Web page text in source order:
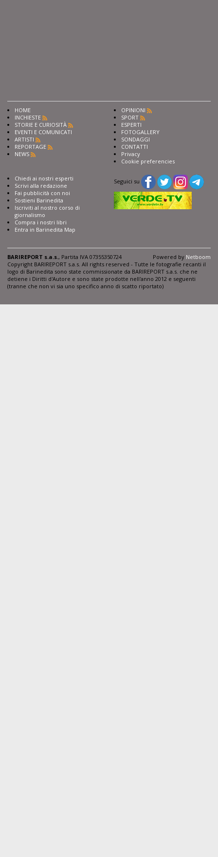
HOME
INCHIESTE
STORIE E CURIOSITÀ
EVENTI E COMUNICATI
ARTISTI
REPORTAGE
NEWS
OPINIONI
SPORT
ESPERTI
FOTOGALLERY
SONDAGGI
CONTATTI
Privacy
Cookie preferencies
Chiedi ai nostri esperti
Scrivi alla redazione
Fai pubblicità con noi
Sostieni Barinedita
Iscriviti al nostro corso di
giornalismo
Compra i nostri libri
Entra in Barinedita Map
Seguici su
Powered by Netboom
BARIREPORT s.a.s., Partita IVA 07355350724
Copyright BARIREPORT s.a.s. All rights reserved - Tutte le fotografie recanti il
logo di Barinedita sono state commissionate da BARIREPORT s.a.s. che ne
detiene i Diritti d'Autore e sono state prodotte nell'anno 2012 e seguenti
(tranne che non vi sia uno specifico anno di scatto riportato)